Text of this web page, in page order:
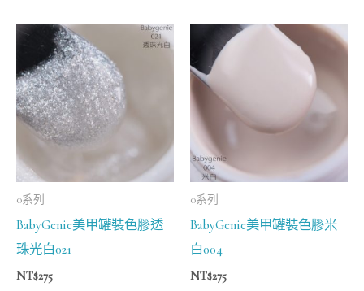
0系列
BabyGenie美甲罐裝色膠透
珠光白021
NT$275
0系列
BabyGenie美甲罐裝色膠米
白004
NT$275